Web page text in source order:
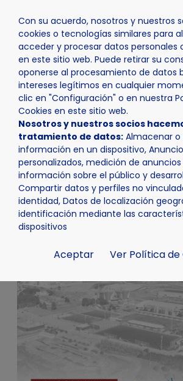
Con su acuerdo, nosotros y nuestros
cookies o tecnologías similares para
acceder y procesar datos personales
en este sitio web. Puede retirar su
oponerse al procesamiento de datos
intereses legítimos en cualquier
clic en "Configuración" o en nuestra
Cookies en este sitio web.
Nosotros y nuestros socios
tratamiento de datos: Almacenar
información en un dispositivo,
personalizados, medición de
información sobre el público y
Compartir datos y perfiles no
identidad, Datos de localización
identificación mediante las
dispositivos
Aceptar Ver Política de
Inicio Actualidad Agenda